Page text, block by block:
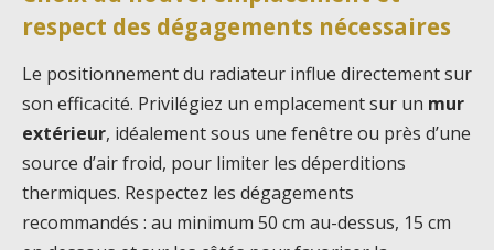
respect des dégagements nécessaires
Le positionnement du radiateur influe directement sur
son efficacité. Privilégiez un emplacement sur un mur
extérieur, idéalement sous une fenêtre ou près d’une
source d’air froid, pour limiter les déperditions
thermiques. Respectez les dégagements
recommandés : au minimum 50 cm au-dessus, 15 cm